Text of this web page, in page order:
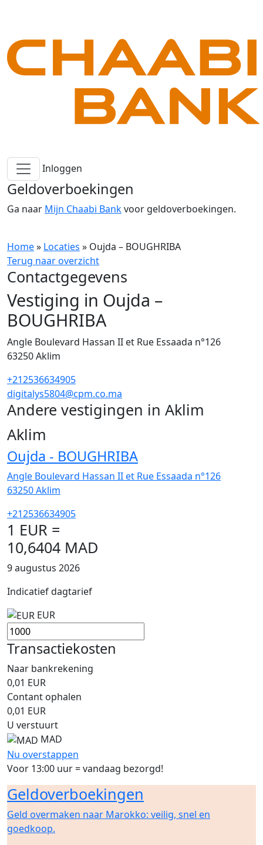
Inloggen
Geldoverboekingen
Ga naar Mijn Chaabi Bankvoor geldoverboekingen.
Home» Locaties » Oujda – BOUGHRIBA
Terug naar overzicht
Contactgegevens
Vestiging in Oujda –
BOUGHRIBA
Angle Boulevard Hassan II et Rue Essaada n°126
63250Aklim
+212536634905
digitalys5804@cpm.co.ma
Andere vestigingen in Aklim
Aklim
Oujda - BOUGHRIBA
Angle Boulevard Hassan II et Rue Essaada n°126
63250Aklim
+212536634905
1 EUR =
10,6404 MAD
9 augustus 2026
Indicatief dagtarief
EUR
Transactiekosten
Naar bankrekening
0,01 EUR
Contant ophalen
0,01 EUR
U verstuurt
MAD
Nu overstappen
Voor 13:00 uur = vandaag bezorgd!
Geldoverboekingen
Geld overmaken naar Marokko: veilig, snel en
goedkoop.